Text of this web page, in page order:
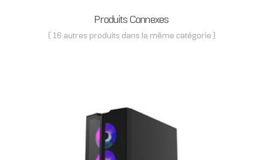
Produits Connexes
( 16 autres produits dans la même catégorie )